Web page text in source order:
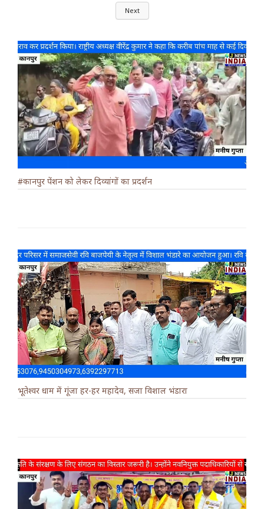
Next
#कानपुर पेंशन को लेकर दिव्यांगों का प्रदर्शन
भूतेश्वर धाम में गूंजा हर-हर महादेव, सजा विशाल भंडारा